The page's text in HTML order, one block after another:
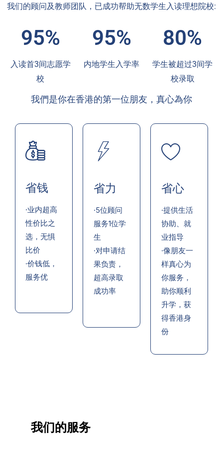
我们的顾问及教师团队，已成功帮助无数学生入读理想院校:
95%
入读首3间志愿学
校
95%
内地学生入学率
80%
学生被超过3间学
校录取
我們是你在香港的第一位朋友，真心為你
省钱
·业内超高
性价比之
选，无惧
比价
·价钱低，
服务优
省力
·5位顾问
服务1位学
生
·对申请结
果负责，
超高录取
成功率
省心
·提供生活
协助、就
业指导
·像朋友一
样真心为
你服务，
助你顺利
升学，获
得香港身
份
我们的服务